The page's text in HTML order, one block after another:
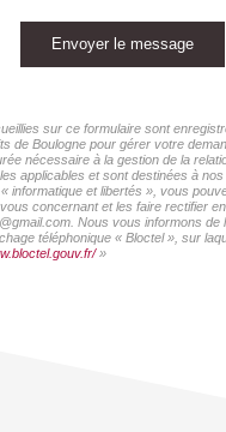
Envoyer le message
sur ce formulaire sont
de Boulogne pour gérer votre
nécessaire à la gestion de la
applicables et sont destinées à
informatique et libertés », vous
concernant et les faire rectifier
Nous vous informons de
téléphonique « Bloctel », sur
»